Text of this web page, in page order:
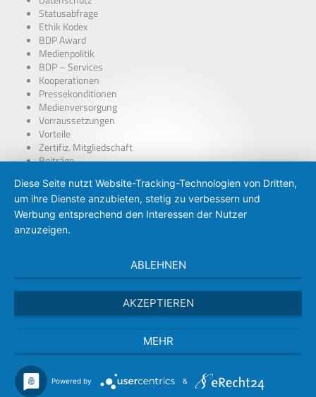
Statusabfrage
Ethik Kodex
BDP Award
Medienpolitik
BDP – Services
Kooperationen
Pressekonditionen
Medienversorgung
Vorraussetzungen
Vorteile
Zertifiz. Mitgliedschaft
Beiträge
BDP – Presseausweis
Presse-PKW Schild
Zertifizierung
Diese Seite nutzt Website-Tracking-Technologien von Dritten,
um ihre Dienste anzubieten, stetig zu verbessern und
Werbung entsprechend den Interessen der Nutzer
anzuzeigen.
ABLEHNEN
AKZEPTIEREN
MEHR
Powered by &